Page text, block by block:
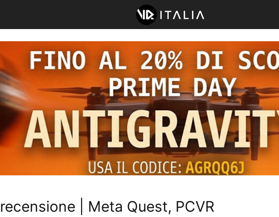
| Meta Quest, PCVR